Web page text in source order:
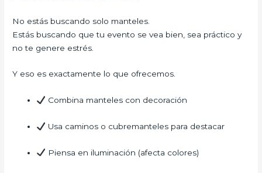
No estás buscando solo manteles.
Estás buscando que tu evento se vea bien, sea práctico y
no te genere estrés.
Y eso es exactamente lo que ofrecemos.
Combina manteles con decoración
Usa caminos o cubremanteles para destacar
Piensa en iluminación (afecta colores)